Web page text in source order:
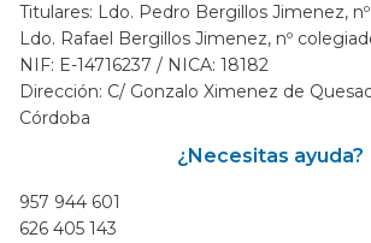
Titulares: Ldo. Pedro Bergillos Jimenez,
Ldo. Rafael Bergillos Jimenez, nº
NIF: E-14716237 / NICA: 18182
Dirección: C/ Gonzalo Ximenez de
Córdoba
¿Necesitas ayuda?
957 944 601
626 405 143